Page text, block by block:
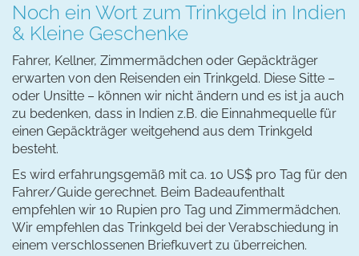
Noch ein Wort zum Trinkgeld in Indien
& Kleine Geschenke
Fahrer, Kellner, Zimmermädchen oder Gepäckträger
erwarten von den Reisenden ein Trinkgeld. Diese Sitte –
oder Unsitte – können wir nicht ändern und es ist ja auch
zu bedenken, dass in Indien z.B. die Einnahmequelle für
einen Gepäckträger weitgehend aus dem Trinkgeld
besteht.
Es wird erfahrungsgemäß mit ca. 10 US$ pro Tag für den
Fahrer/Guide gerechnet. Beim Badeaufenthalt
empfehlen wir 10 Rupien pro Tag und Zimmermädchen.
Wir empfehlen das Trinkgeld bei der Verabschiedung in
einem verschlossenen Briefkuvert zu überreichen.